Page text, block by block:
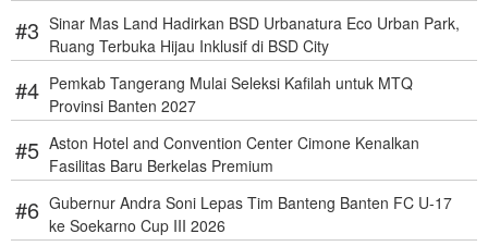
Sinar Mas Land Hadirkan BSD Urbanatura Eco Urban Park,
Ruang Terbuka Hijau Inklusif di BSD City
Pemkab Tangerang Mulai Seleksi Kafilah untuk MTQ
Provinsi Banten 2027
Aston Hotel and Convention Center Cimone Kenalkan
Fasilitas Baru Berkelas Premium
Gubernur Andra Soni Lepas Tim Banteng Banten FC U-17
ke Soekarno Cup III 2026